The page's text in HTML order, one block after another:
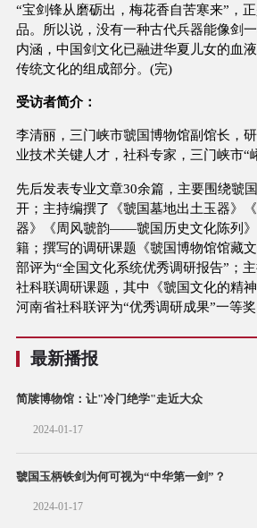
“宝剑锋从磨砺出，梅花香自苦寒来”，
品。所以说，没有一种古代兵器能像剑
内涵，中国剑文化已融进华夏儿女的血
传统文化的组成部分。(完)
受访者简介：
李清丽，三门峡市虢国博物馆副馆长，
业技术关键人才，社科专家，三门峡市“
先后发表专业文章30余篇，主要围绕虢
开；主持编撰了《虢国墓地出土玉器》
器》《周风虢韵——虢国历史文化陈列
籍；撰写的调研课题《虢国博物馆馆藏
部评为“全国文化系统优秀调研报告”；
社科联调研课题，其中《虢国文化的精
河南省社科联评为“优秀调研成果”一等奖
最新播报
简牍博物馆：让"冷门绝学"走近大众
2024-01-17
虢国玉柄铁剑为何可视为“中华第一剑”？
2024-01-17